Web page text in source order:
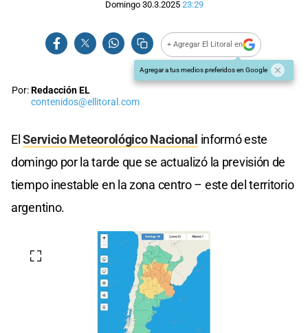
Domingo 30.3.2025 23:29
+ Agregar El Litoral en
Agregar a tus medios preferidos en Google
Por:Redacción EL
contenidos@ellitoral.com
ElServicio Meteorológico Nacional informó este
domingo por la tarde que se actualizó la previsión de
tiempo inestable en la zona centro – este del territorio
argentino.